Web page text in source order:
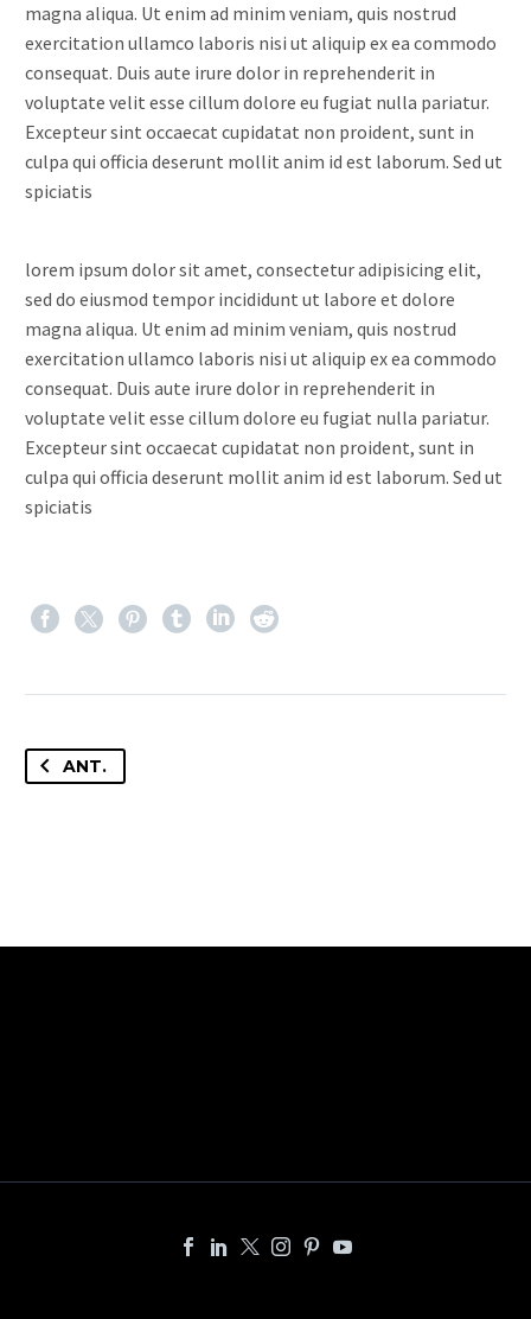
magna aliqua. Ut enim ad minim veniam, quis nostrud
exercitation ullamco laboris nisi ut aliquip ex ea commodo
consequat. Duis aute irure dolor in reprehenderit in
voluptate velit esse cillum dolore eu fugiat nulla pariatur.
Excepteur sint occaecat cupidatat non proident, sunt in
culpa qui officia deserunt mollit anim id est laborum. Sed ut
spiciatis
lorem ipsum dolor sit amet, consectetur adipisicing elit,
sed do eiusmod tempor incididunt ut labore et dolore
magna aliqua. Ut enim ad minim veniam, quis nostrud
exercitation ullamco laboris nisi ut aliquip ex ea commodo
consequat. Duis aute irure dolor in reprehenderit in
voluptate velit esse cillum dolore eu fugiat nulla pariatur.
Excepteur sint occaecat cupidatat non proident, sunt in
culpa qui officia deserunt mollit anim id est laborum. Sed ut
spiciatis
ANT.